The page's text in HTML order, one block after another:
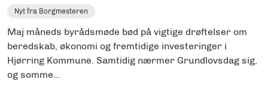
Nyt fra Borgmesteren
Maj måneds byrådsmøde bød på vigtige drøftelser om
beredskab, økonomi og fremtidige investeringer i
Hjørring Kommune. Samtidig nærmer Grundlovsdag sig,
og somme...